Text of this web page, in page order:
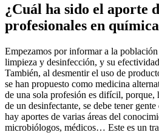
¿Cuál ha sido el aporte
profesionales en
Empezamos por informar a la
limpieza y desinfección, y su
También, al desmentir el uso de
se han propuesto como medicina
de una sola profesión es difícil, porque,
de un desinfectante, se debe tener
hay aportes de varias áreas del
microbiólogos, médicos… Este es un